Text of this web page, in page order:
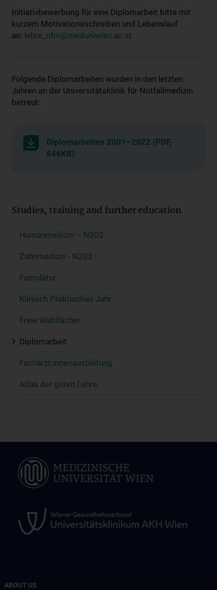
Initiativbewerbung für eine Diplomarbeit bitte mit
kurzem Motivationsschreiben und Lebenslauf
an: lehre_nfm@meduniwien.ac.at
Folgende Diplomarbeiten wurden in den letzten
Jahren an der Universitätsklinik für Notfallmedizin
betreut:
Diplomarbeiten 2001–2022 (PDF,
646KB)
Studies, training and further education
Humanmedizin – N202
Zahnmedizin - N203
Famulatur
Klinisch Praktisches Jahr
Freie Wahlfächer
Diplomarbeit
Fachärzt:innenausbildung
Atlas der guten Lehre
ABOUT US